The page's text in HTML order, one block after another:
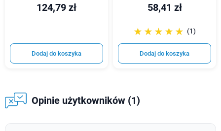
124,79 zł
Dodaj do koszyka
58,41 zł
☆☆☆☆☆
★★★★★ (1)
Dodaj do koszyka
Opinie użytkowników (1)